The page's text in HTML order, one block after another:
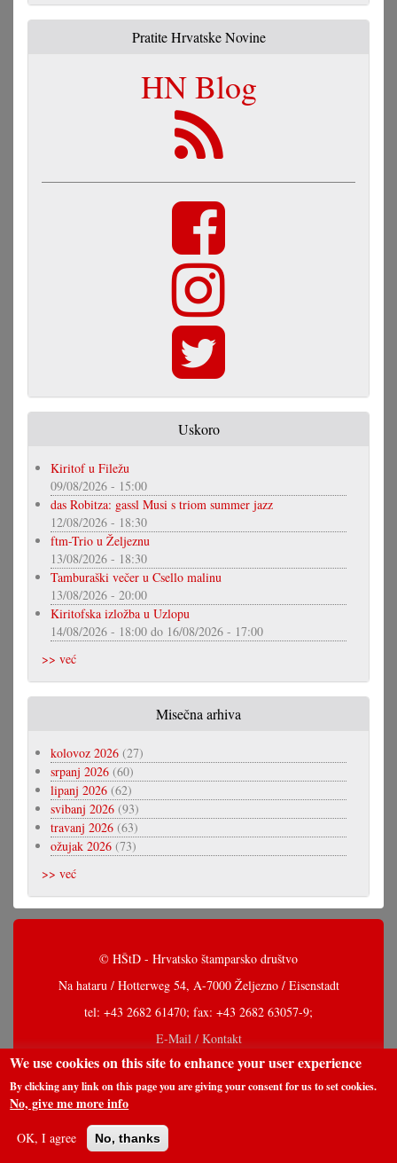
Pratite Hrvatske Novine
HN Blog
Uskoro
Kiritof u Filežu
09/08/2026 - 15:00
das Robitza: gassl Musi s triom summer jazz
12/08/2026 - 18:30
ftm-Trio u Željeznu
13/08/2026 - 18:30
Tamburaški večer u Csello malinu
13/08/2026 - 20:00
Kiritofska izložba u Uzlopu
14/08/2026 - 18:00 do 16/08/2026 - 17:00
>> već
Misečna arhiva
kolovoz 2026 (27)
srpanj 2026 (60)
lipanj 2026 (62)
svibanj 2026 (93)
travanj 2026 (63)
ožujak 2026 (73)
>> već
© HŠtD - Hrvatsko štamparsko društvo
Na hataru / Hotterweg 54, A-7000 Željezno / Eisenstadt
tel: +43 2682 61470; fax: +43 2682 63057-9;
E-Mail / Kontakt
We use cookies on this site to enhance your user experience
By clicking any link on this page you are giving your consent for us to set cookies.
No, give me more info
OK, I agree No, thanks